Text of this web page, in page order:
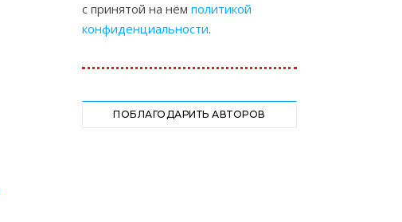
с принятой на нём политикой
конфиденциальности.
ПОБЛАГОДАРИТЬ АВТОРОВ